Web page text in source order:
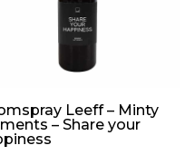
Leeff – Minty
– Share your